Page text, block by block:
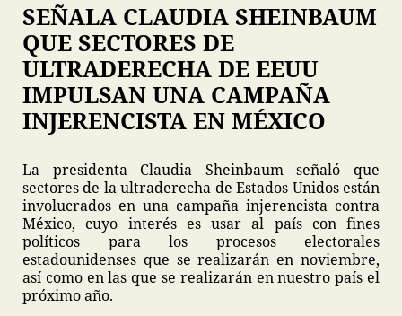
SEÑALA CLAUDIA SHEINBAUM
QUE SECTORES DE
ULTRADERECHA DE EEUU
IMPULSAN UNA CAMPAÑA
INJERENCISTA EN MÉXICO
La presidenta Claudia Sheinbaum señaló que
sectores de la ultraderecha de Estados Unidos están
involucrados en una campaña injerencista contra
México, cuyo interés es usar al país con fines
políticos para los procesos electorales
estadounidenses que se realizarán en noviembre,
así como en las que se realizarán en nuestro país el
próximo año.